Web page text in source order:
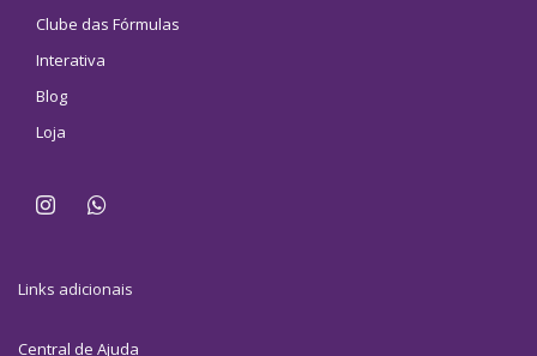
Clube das Fórmulas
Interativa
Blog
Loja
Links adicionais
Central de Ajuda